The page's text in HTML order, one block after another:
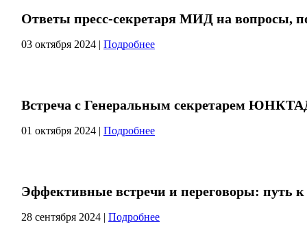
Ответы пресс-секретаря МИД на вопросы,
03 октября 2024 | Подробнее
Встреча с Генеральным секретарем
01 октября 2024 | Подробнее
Эффективные встречи и переговоры: путь
28 сентября 2024 | Подробнее